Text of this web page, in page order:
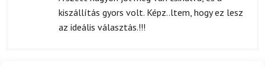
/ 5
kiszállítás gyors volt. Képz..ltem, hogy ez lesz
az ideális választás.!!!